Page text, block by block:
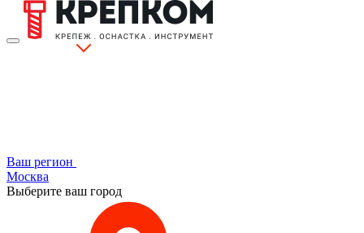
Ваш регион
Москва
Выберите ваш город